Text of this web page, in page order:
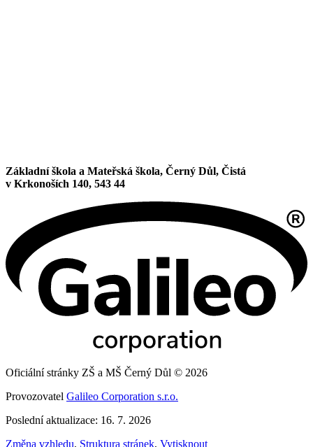
Základní škola a Mateřská škola, Černý Důl, Čistá
v Krkonoších 140, 543 44
Oficiální stránky ZŠ a MŠ Černý Důl © 2026
Provozovatel Galileo Corporation s.r.o.
Poslední aktualizace: 16. 7. 2026
Změna vzhledu, Struktura stránek, Vytisknout